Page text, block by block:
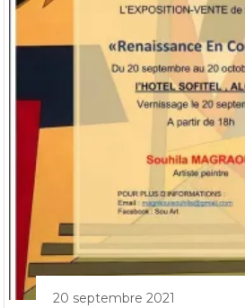
20 septembre 2021